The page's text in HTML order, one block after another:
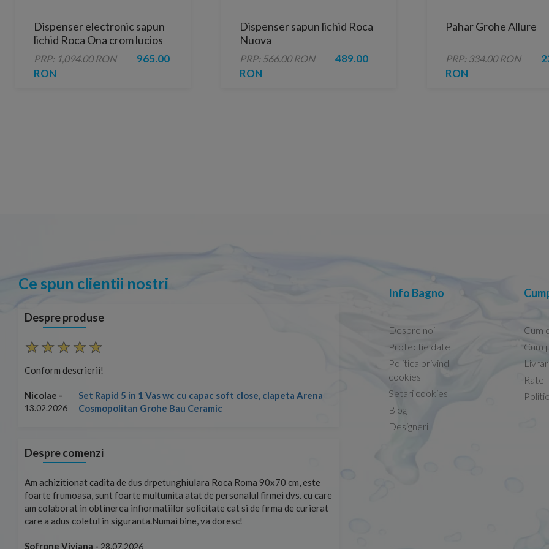
Dispenser electronic sapun
lichid Roca Ona crom lucios
cu alimentare cu baterii
PRP: 1,094.00 RON
965.00
RON
Dispenser sapun lichid Roca
Nuova
PRP: 566.00 RON
489.00
RON
Pahar Grohe Allure
PRP: 334.00 RON
RON
Ce spun clientii nostri
Despre produse
Conform descrierii!
Nicolae -
13.02.2026
Set Rapid 5 in 1 Vas wc cu capac soft close, clapeta Arena
Cosmopolitan Grohe Bau Ceramic
Conform descrierii!
13.02.2026
Despre comenzi
Am achizitionat cadita de dus drpetunghiulara Roca Roma 90x70 cm, este
foarte frumoasa, sunt foarte multumita atat de personalul firmei dvs. cu care
am colaborat in obtinerea infiormatiilor solicitate cat si de firma de curierat
care a adus coletul in siguranta.Numai bine, va doresc!
Sofrone Viviana - 28.07.2026
Info Bagno
Despre noi
Protectie date
Politica privind
cookies
Setari cookies
Blog
Designeri
Cum
Cum
Rate